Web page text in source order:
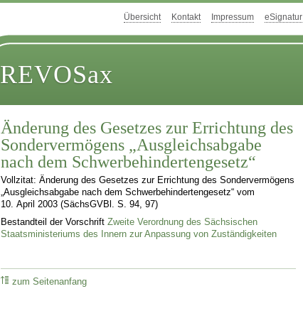
Übersicht Kontakt Impressum eSignatur
REVOSax
Änderung des Gesetzes zur Errichtung des
Sondervermögens „Ausgleichsabgabe
nach dem Schwerbehindertengesetz“
Vollzitat: Änderung des Gesetzes zur Errichtung des Sondervermögens
„Ausgleichsabgabe nach dem Schwerbehindertengesetz“ vom
10. April 2003 (SächsGVBl. S. 94, 97)
Bestandteil der VorschriftZweite Verordnung des Sächsischen
Staatsministeriums des Innern zur Anpassung von Zuständigkeiten
zum Seitenanfang